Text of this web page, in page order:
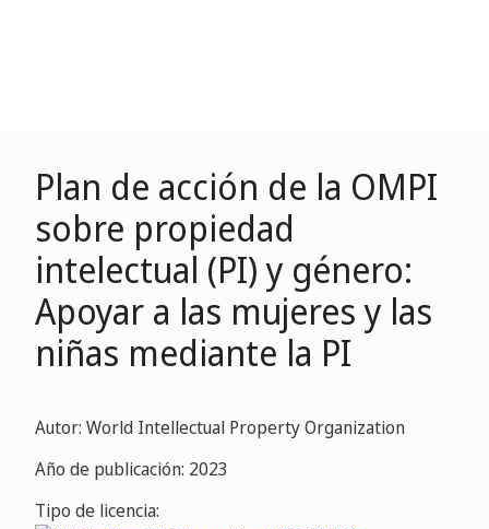
Plan de acción de la OMPI
sobre propiedad
intelectual (PI) y género:
Apoyar a las mujeres y las
niñas mediante la PI
Autor: World Intellectual Property Organization
Año de publicación: 2023
Tipo de licencia: